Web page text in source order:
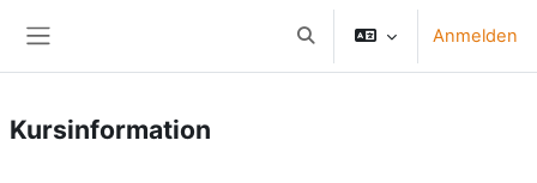
Sucheingabe umschalten
Anmelden
Kursinformation